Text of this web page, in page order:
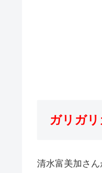
ガリガ
清水富美加さ